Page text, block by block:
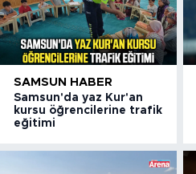
SAMSUN HABER
Samsun'da yaz Kur'an
kursu öğrencilerine trafik
eğitimi